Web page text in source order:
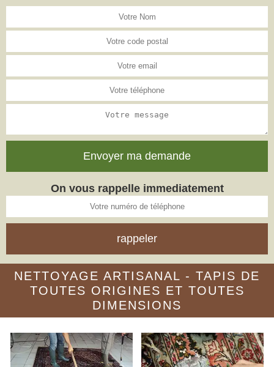
On vous rappelle immediatement
NETTOYAGE ARTISANAL - TAPIS DE
TOUTES ORIGINES ET TOUTES
DIMENSIONS